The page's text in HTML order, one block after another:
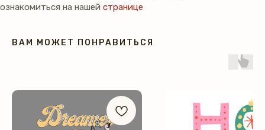
ознакомиться на нашей странице
ВАМ МОЖЕТ ПОНРАВИТЬСЯ